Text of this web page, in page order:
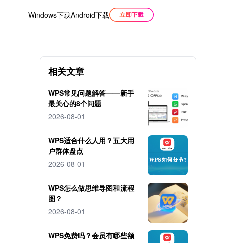
Windows下载Android下载
相关文章
WPS常见问题解答——新手
最关心的8个问题
2026-08-01
WPS适合什么人用？五大用
户群体盘点
2026-08-01
WPS怎么做思维导图和流程
图？
2026-08-01
WPS免费吗？会员有哪些额